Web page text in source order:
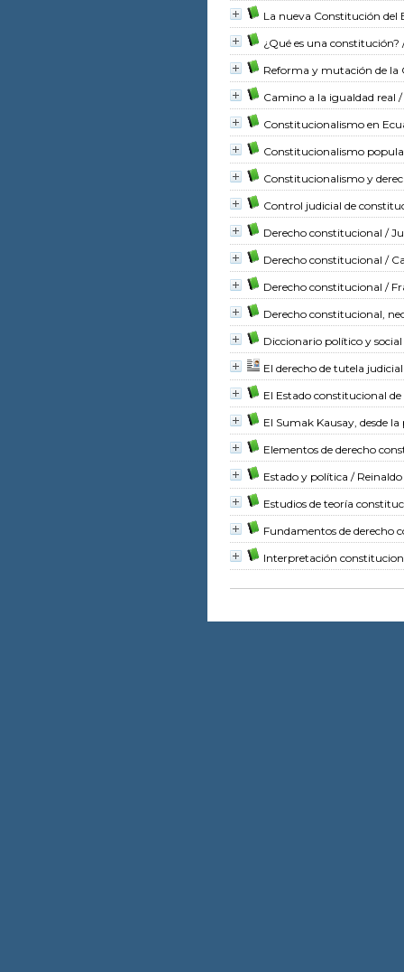
La nueva Constitución del
¿Qué es una constitución?
Reforma y mutación de la
Camino a la igualdad real /
Constitucionalismo en
Constitucionalismo
Constitucionalismo y
Control judicial de
Derecho constitucional /
Derecho constitucional /
Derecho constitucional /
Derecho constitucional,
Diccionario político y
El derecho de tutela
El Estado constitucional
El Sumak Kausay, desde
Elementos de derecho
Estado y política /
Estudios de teoría
Fundamentos de derecho
Interpretación